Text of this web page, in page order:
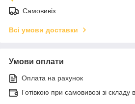
Самовивіз
Всі умови доставки
Умови оплати
Оплата на рахунок
Готівкою при самовивозі зі складу